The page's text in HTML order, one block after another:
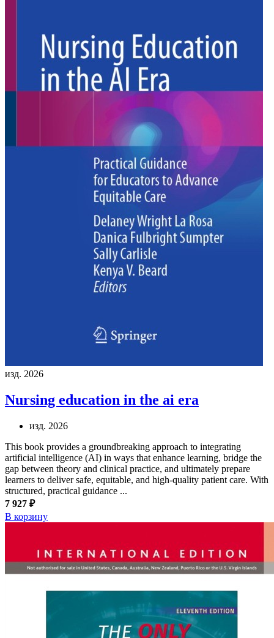
изд. 2026
Nursing education in the ai era
изд. 2026
This book provides a groundbreaking approach to integrating
artificial intelligence (AI) in ways that enhance learning, bridge the
gap between theory and clinical practice, and ultimately prepare
learners to deliver safe, equitable, and high-quality patient care. With
structured, practical guidance ...
7 927 ₽
В корзину